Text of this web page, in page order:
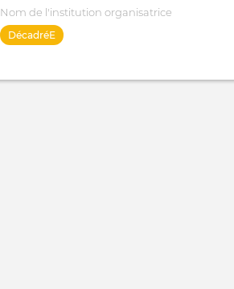
Nom de l'institution organisatrice
DécadréE